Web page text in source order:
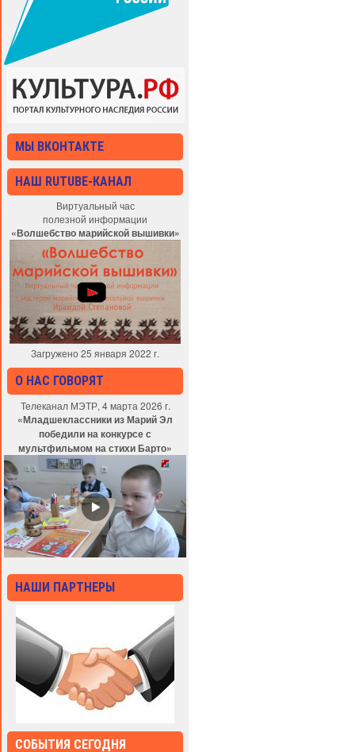
МЫ ВКОНТАКТЕ
НАШ RUTUBE-КАНАЛ
Виртуальный час
полезной информации
«Волшебство марийской вышивки»
Загружено 25 января 2022 г.
О НАС ГОВОРЯТ
Телеканал МЭТР, 4 марта 2026 г.
«Младшеклассники из Марий Эл
победили на конкурсе с
мультфильмом на стихи Барто»
НАШИ ПАРТНЕРЫ
СОБЫТИЯ СЕГОДНЯ